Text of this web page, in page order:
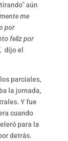
aún
me
por
feliz por
dijo el
parciales,
la jornada,
Y fue
cuando
para la
detrás.